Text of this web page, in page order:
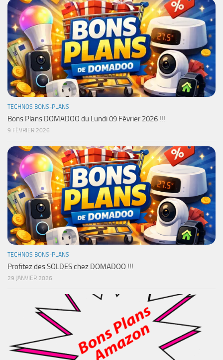
TECHNOS BONS-PLANS
Bons Plans DOMADOO du Lundi 09 Février 2026 !!!
9 FÉVRIER 2026
TECHNOS BONS-PLANS
Profitez des SOLDES chez DOMADOO !!!
29 JANVIER 2026